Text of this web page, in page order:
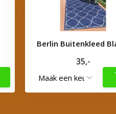
Berlin Buitenkleed
35,-